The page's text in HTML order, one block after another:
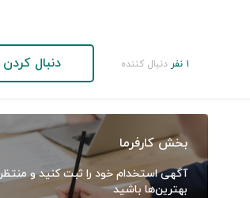
۱ نفر دنبال کننده دنبال کردن
بخش کارفرما
آگهی استخدام خود را ثبت کنید و منتظر
بهترین‌ها باشید